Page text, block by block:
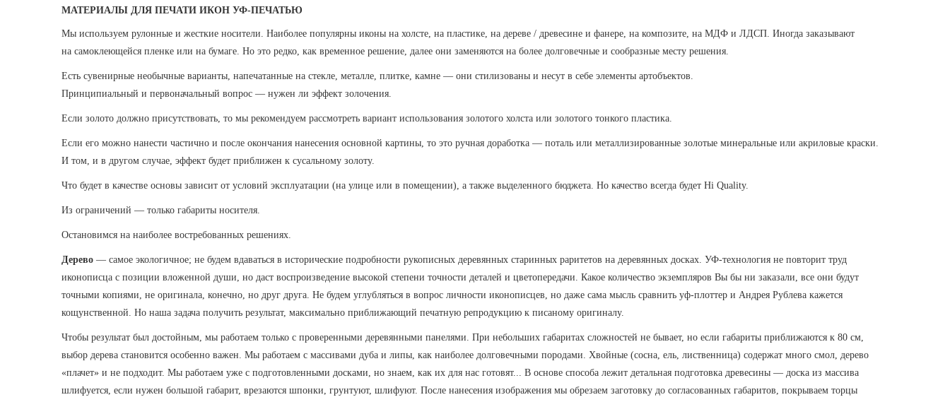
МАТЕРИАЛЫ ДЛЯ ПЕЧАТИ ИКОН УФ-ПЕЧАТЬЮ
Мы используем рулонные и жесткие носители. Наиболее популярны иконы на холсте, на пластике, на дереве / древесине и фанере, на композите, на МДФ и ЛДСП. Иногда заказывают
на самоклеющейся пленке или на бумаге. Но это редко, как временное решение, далее они заменяются на более долговечные и сообразные месту решения.
Есть сувенирные необычные варианты, напечатанные на стекле, металле, плитке, камне — они стилизованы и несут в себе элементы артобъектов.
Принципиальный и первоначальный вопрос — нужен ли эффект золочения.
Если золото должно присутствовать, то мы рекомендуем рассмотреть вариант использования золотого холста или золотого тонкого пластика.
Если его можно нанести частично и после окончания нанесения основной картины, то это ручная доработка — поталь или металлизированные золотые минеральные или акриловые краски.
И том, и в другом случае, эффект будет приближен к сусальному золоту.
Что будет в качестве основы зависит от условий эксплуатации (на улице или в помещении), а также выделенного бюджета. Но качество всегда будет Hi Quality.
Из ограничений — только габариты носителя.
Остановимся на наиболее востребованных решениях.
Дерево — самое экологичное; не будем вдаваться в исторические подробности рукописных деревянных старинных раритетов на деревянных досках. УФ-технология не повторит труд
иконописца с позиции вложенной души, но даст воспроизведение высокой степени точности деталей и цветопередачи. Какое количество экземпляров Вы бы ни заказали, все они будут
точными копиями, не оригинала, конечно, но друг друга. Не будем углубляться в вопрос личности иконописцев, но даже сама мысль сравнить уф-плоттер и Андрея Рублева кажется
кощунственной. Но наша задача получить результат, максимально приближающий печатную репродукцию к писаному оригиналу.
Чтобы результат был достойным, мы работаем только с проверенными деревянными панелями. При небольших габаритах сложностей не бывает, но если габариты приближаются к 80 см,
выбор дерева становится особенно важен. Мы работаем с массивами дуба и липы, как наиболее долговечными породами. Хвойные (сосна, ель, лиственница) содержат много смол, дерево
«плачет» и не подходит. Мы работаем уже с подготовленными досками, но знаем, как их для нас готовят... В основе способа лежит детальная подготовка древесины — доска из массива
шлифуется, если нужен большой габарит, врезаются шпонки, грунтуют, шлифуют. После нанесения изображения мы обрезаем заготовку до согласованных габаритов, покрываем торцы